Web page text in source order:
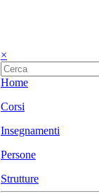
×
Home
Corsi
Insegnamenti
Persone
Strutture